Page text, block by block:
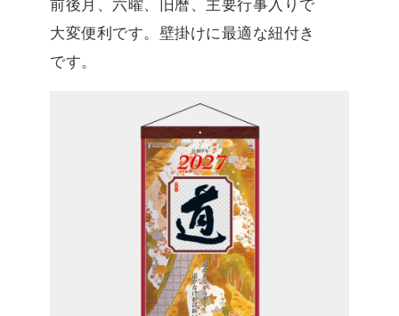
前後月、六曜、旧暦、主要行事入りで
大変便利です。壁掛けに最適な紐付き
です。